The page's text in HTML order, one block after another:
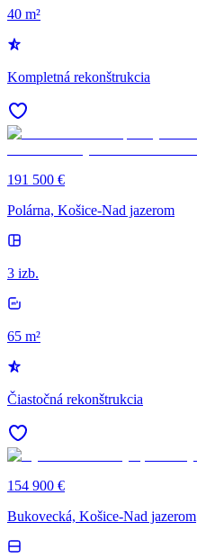
40 m²
Kompletná rekonštrukcia
191 500 €
Polárna, Košice-Nad jazerom
3 izb.
65 m²
Čiastočná rekonštrukcia
154 900 €
Bukovecká, Košice-Nad jazerom